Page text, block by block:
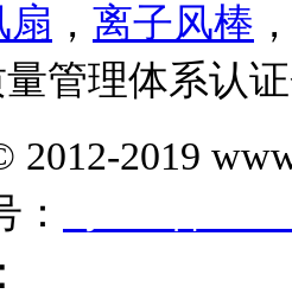
扇 ， 离子风棒
量管理体系认
2012-2019
：